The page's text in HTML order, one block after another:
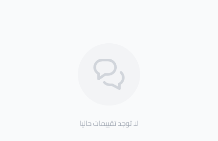
لا توجد تقييمات حاليا